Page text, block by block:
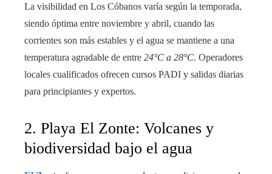
La visibilidad en Los Cóbanos varía según la temporada,
siendo óptima entre noviembre y abril, cuando las
corrientes son más estables y el agua se mantiene a una
temperatura agradable de entre 24°C a 28°C. Operadores
locales cualificados ofrecen cursos PADI y salidas diarias
para principiantes y expertos.
2. Playa El Zonte: Volcanes y
biodiversidad bajo el agua